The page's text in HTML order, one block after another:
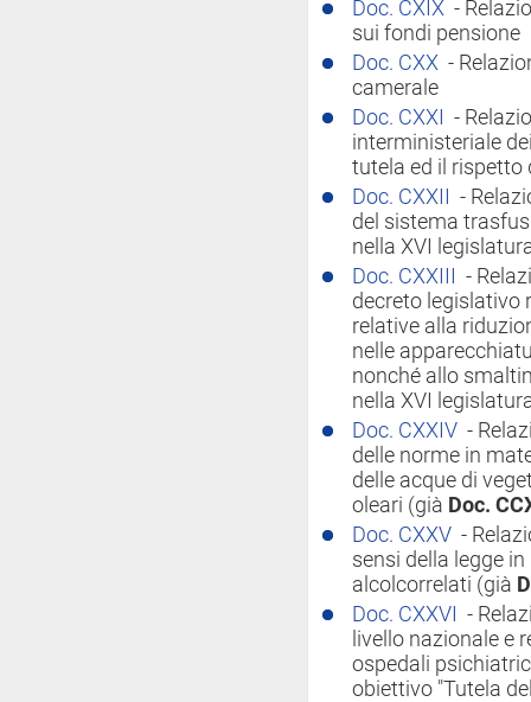
Doc. CXIX -
sui fondi pensione
Doc. CXX -
camerale
Doc. CXXI
-
interministeriale
tutela ed il rispetto
Doc. CXXII
-
del sistema
nella XVI
Doc. CXXIII
-
decreto legislativo
relative alla
nelle
nonché allo
nella XVI
Doc. CXXIV -
delle norme in
delle acque di
oleari (già Doc.
Doc. CXXV -
sensi della legge
alcolcorrelati (già
Doc. CXXVI
-
livello nazionale e
ospedali
obiettivo "Tutela